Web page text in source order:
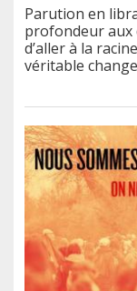
Parution en
profondeur aux
d’aller à la
véritable